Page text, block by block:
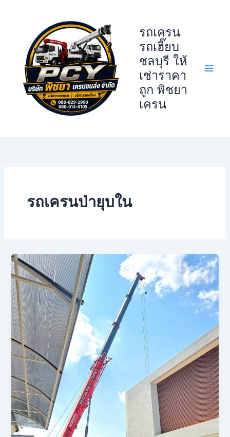
รถเครน
รถเฮี๊ยบ
ชลบุรี ให้
เช่าราคา
ถูก พิชยา
เครน
รถเครนป่ายุบใน